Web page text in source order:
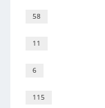
58
11
6
115